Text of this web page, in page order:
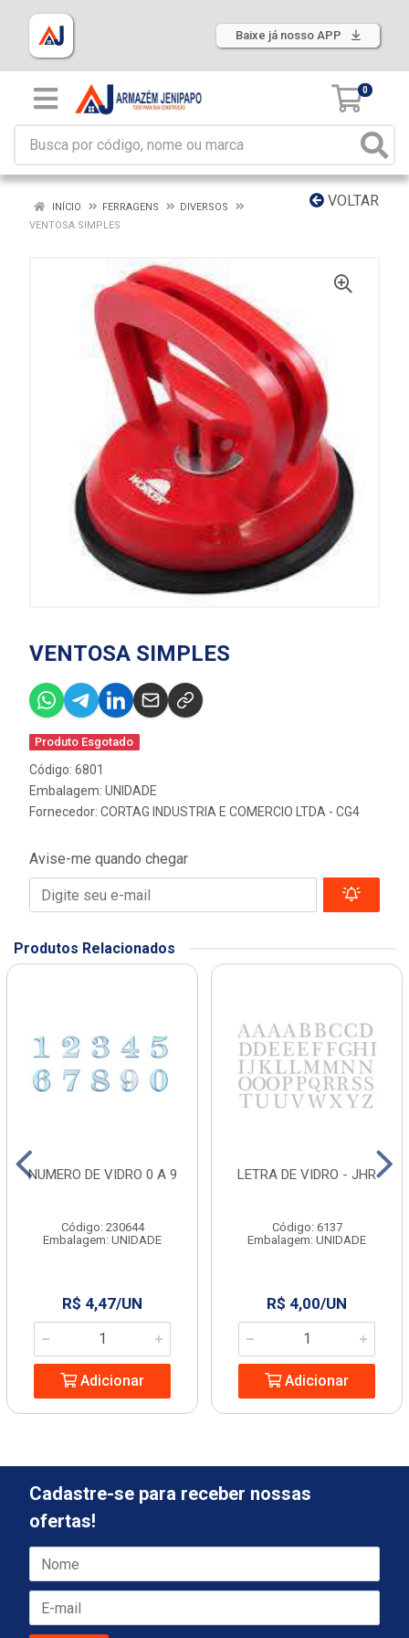
Baixe já nosso APP
0
VOLTAR
INÍCIO FERRAGENS
DIVERSOS
VENTOSA SIMPLES
VENTOSA SIMPLES
Produto Esgotado
Código: 6801
Embalagem: UNIDADE
Fornecedor: CORTAG INDUSTRIA E COMERCIO LTDA - CG4
Avise-me quando chegar
Produtos Relacionados
NUMERO DE VIDRO 0 A 9
Código: 230644
Embalagem: UNIDADE
R$ 4,47/UN
Adicionar
LETRA DE VIDRO - JHR
Código: 6137
Embalagem: UNIDADE
R$ 4,00/UN
Adicionar
Cadastre-se para receber nossas
ofertas!